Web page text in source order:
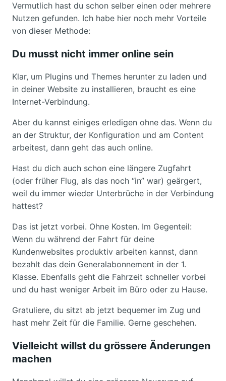
Vermutlich hast du schon selber einen oder mehrere
Nutzen gefunden. Ich habe hier noch mehr Vorteile
von dieser Methode:
Du musst nicht immer online sein
Klar, um Plugins und Themes herunter zu laden und
in deiner Website zu installieren, braucht es eine
Internet-Verbindung.
Aber du kannst einiges erledigen ohne das. Wenn du
an der Struktur, der Konfiguration und am Content
arbeitest, dann geht das auch online.
Hast du dich auch schon eine längere Zugfahrt
(oder früher Flug, als das noch “in” war) geärgert,
weil du immer wieder Unterbrüche in der Verbindung
hattest?
Das ist jetzt vorbei. Ohne Kosten. Im Gegenteil:
Wenn du während der Fahrt für deine
Kundenwebsites produktiv arbeiten kannst, dann
bezahlt das dein Generalabonnement in der 1.
Klasse. Ebenfalls geht die Fahrzeit schneller vorbei
und du hast weniger Arbeit im Büro oder zu Hause.
Gratuliere, du sitzt ab jetzt bequemer im Zug und
hast mehr Zeit für die Familie. Gerne geschehen.
Vielleicht willst du grössere Änderungen
machen